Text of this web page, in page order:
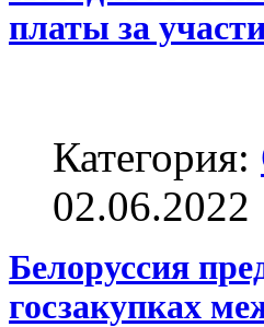
платы за
Категория:
02.06.2022
Белоруссия
госзакупках